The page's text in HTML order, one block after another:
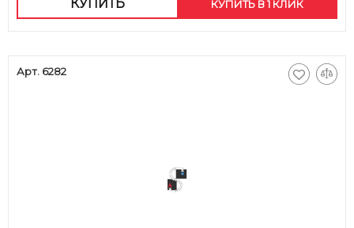
КУПИТЬ КУПИТЬ В 1 КЛИК
Арт. 6282